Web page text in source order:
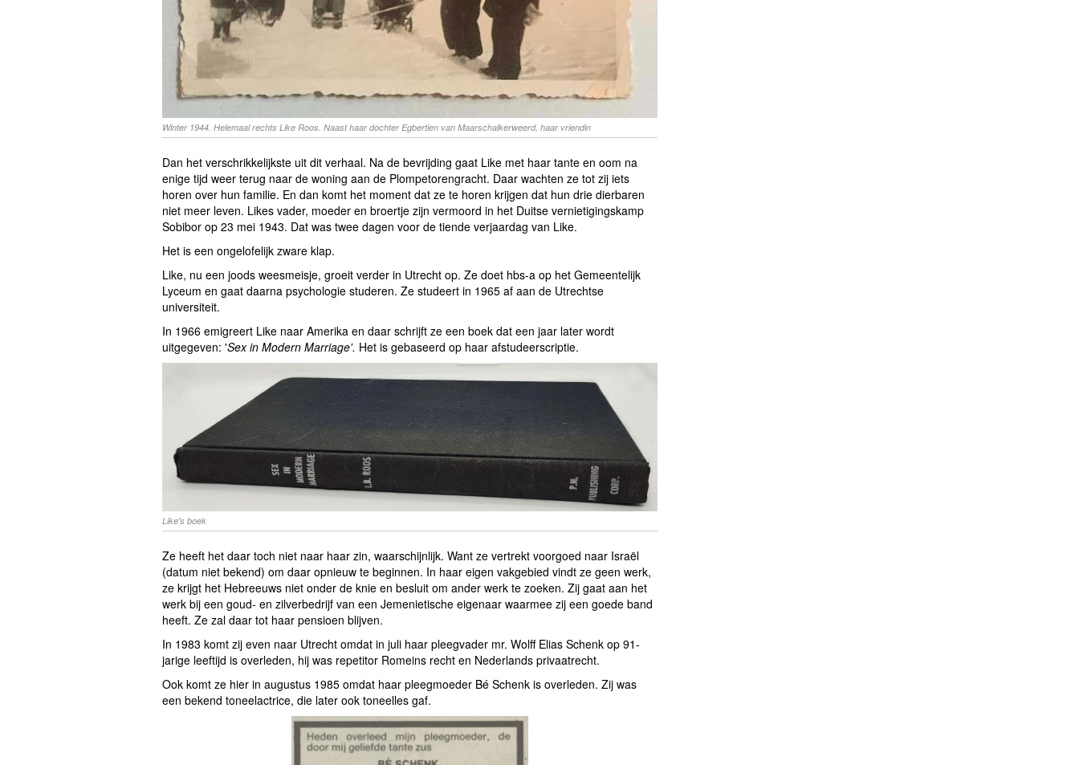
Winter 1944. Helemaal rechts Like Roos. Naast haar dochter Egbertien van Maarschalkerweerd, haar vriendin
Dan het verschrikkelijkste uit dit verhaal. Na de bevrijding gaat Like met haar tante en oom na
enige tijd weer terug naar de woning aan de Plompetorengracht. Daar wachten ze tot zij iets
horen over hun familie. En dan komt het moment dat ze te horen krijgen dat hun drie dierbaren
niet meer leven. Likes vader, moeder en broertje zijn vermoord in het Duitse vernietigingskamp
Sobibor op 23 mei 1943. Dat was twee dagen voor de tiende verjaardag van Like.
Het is een ongelofelijk zware klap.
Like, nu een joods weesmeisje, groeit verder in Utrecht op. Ze doet hbs-a op het Gemeentelijk
Lyceum en gaat daarna psychologie studeren. Ze studeert in 1965 af aan de Utrechtse
universiteit.
In 1966 emigreert Like naar Amerika en daar schrijft ze een boek dat een jaar later wordt
uitgegeven: 'Sex in Modern Marriage'. Het is gebaseerd op haar afstudeerscriptie.
Like's boek
Ze heeft het daar toch niet naar haar zin, waarschijnlijk. Want ze vertrekt voorgoed naar Israël
(datum niet bekend) om daar opnieuw te beginnen. In haar eigen vakgebied vindt ze geen werk,
ze krijgt het Hebreeuws niet onder de knie en besluit om ander werk te zoeken. Zij gaat aan het
werk bij een goud- en zilverbedrijf van een Jemenietische eigenaar waarmee zij een goede band
heeft. Ze zal daar tot haar pensioen blijven.
In 1983 komt zij even naar Utrecht omdat in juli haar pleegvader mr. Wolff Elias Schenk op 91-
jarige leeftijd is overleden, hij was repetitor Romeins recht en Nederlands privaatrecht.
Ook komt ze hier in augustus 1985 omdat haar pleegmoeder Bé Schenk is overleden. Zij was
een bekend toneelactrice, die later ook toneelles gaf.